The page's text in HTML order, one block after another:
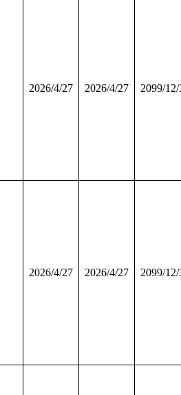
2026/4/27 2026/4/27 2099/12/
2026/4/27 2026/4/27 2099/12/